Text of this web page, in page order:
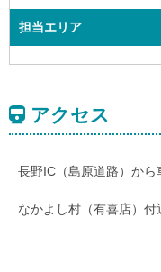
担当エリア
アクセス
長野IC（島原道路）から
なかよし村（有喜店）付